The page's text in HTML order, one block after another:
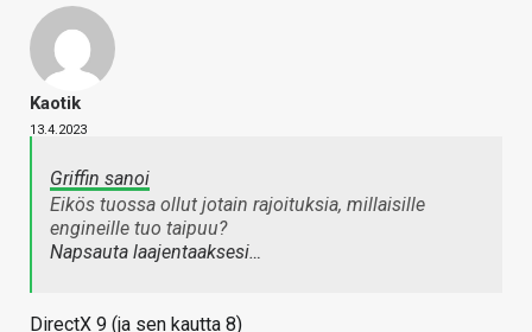
Kaotik
13.4.2023
Griffin sanoi
Eikös tuossa ollut jotain rajoituksia, millaisille
engineille tuo taipuu?
Napsauta laajentaaksesi…
DirectX 9 (ja sen kautta 8)